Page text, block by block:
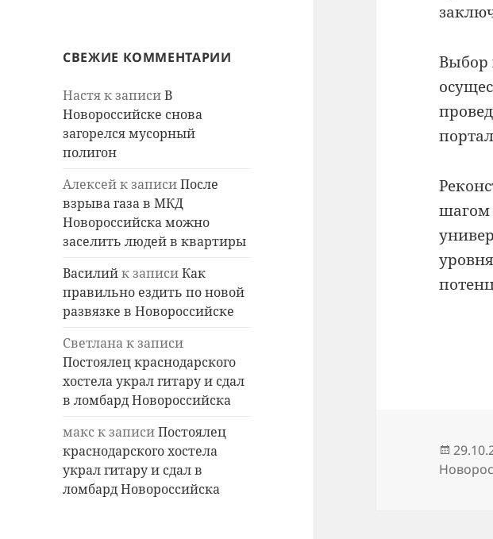
СВЕЖИЕ КОММЕНТАРИИ
Настяк записиВ
Новороссийске снова
загорелся мусорный
полигон
Алексейк записиПосле
взрыва газа в МКД
Новороссийска можно
заселить людей в квартиры
Василийк записиКак
правильно ездить по новой
развязке в Новороссийске
Светланак записи
Постоялец краснодарского
хостела украл гитару и сдал
в ломбард Новороссийска
макск записиПостоялец
краснодарского хостела
украл гитару и сдал в
ломбард Новороссийска
Выбор
шагом